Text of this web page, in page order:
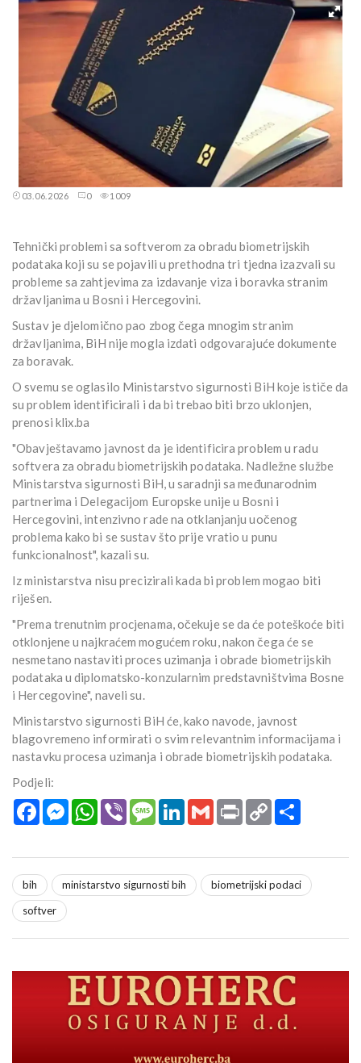
03.06.2026 0 1009
Tehnički problemi sa softverom za obradu biometrijskih
podataka koji su se pojavili u prethodna tri tjedna izazvali su
probleme sa zahtjevima za izdavanje viza i boravka stranim
državljanima u Bosni i Hercegovini.
Sustav je djelomično pao zbog čega mnogim stranim
državljanima, BiH nije mogla izdati odgovarajuće dokumente
za boravak.
O svemu se oglasilo Ministarstvo sigurnosti BiH koje ističe da
su problem identificirali i da bi trebao biti brzo uklonjen,
prenosi klix.ba
"Obavještavamo javnost da je identificira problem u radu
softvera za obradu biometrijskih podataka. Nadležne službe
Ministarstva sigurnosti BiH, u saradnji sa međunarodnim
partnerima i Delegacijom Europske unije u Bosni i
Hercegovini, intenzivno rade na otklanjanju uočenog
problema kako bi se sustav što prije vratio u punu
funkcionalnost", kazali su.
Iz ministarstva nisu precizirali kada bi problem mogao biti
riješen.
"Prema trenutnim procjenama, očekuje se da će poteškoće biti
otklonjene u najkraćem mogućem roku, nakon čega će se
nesmetano nastaviti proces uzimanja i obrade biometrijskih
podataka u diplomatsko-konzularnim predstavništvima Bosne
i Hercegovine", naveli su.
Ministarstvo sigurnosti BiH će, kako navode, javnost
blagovremeno informirati o svim relevantnim informacijama i
nastavku procesa uzimanja i obrade biometrijskih podataka.
Podjeli:
FacebookMessengerWhatsApp
Viber MessageLinkedInGmail Print Copy
Link
bih ministarstvo sigurnosti bih
biometrijski podaci
softver